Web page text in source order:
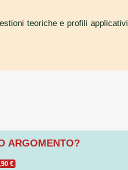
teoriche e profili applicativi
ARGOMENTO?
€